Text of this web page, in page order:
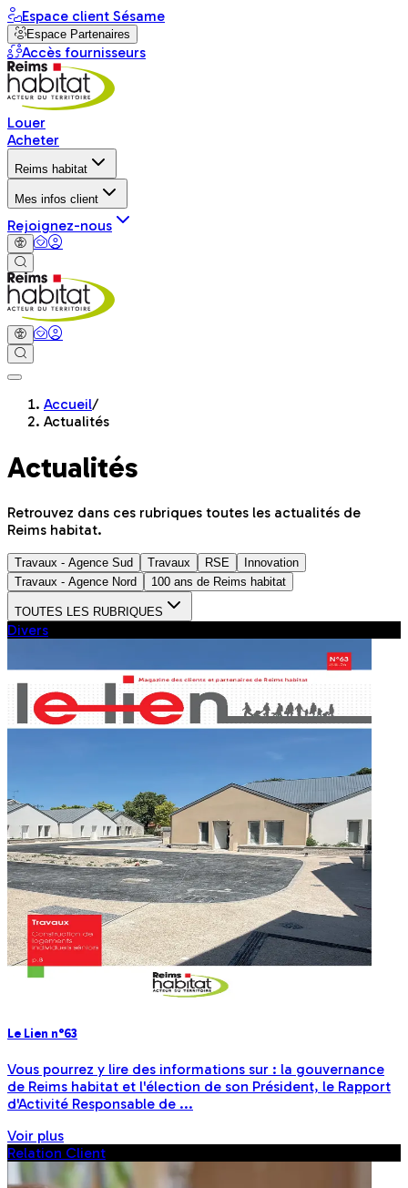
Espace client Sésame
Espace Partenaires
Accès fournisseurs
Louer
Acheter
Reims habitat
Mes infos client
Rejoignez-nous
Accueil/
Actualités
Actualités
Retrouvez dans ces rubriques toutes les actualités de
Reims habitat.
Travaux - Agence Sud Travaux RSE
Innovation
Travaux - Agence Nord
100 ans de Reims habitat
TOUTES LES RUBRIQUES
Divers
Le Lien n°63
Vous pourrez y lire des informations sur : la gouvernance
de Reims habitat et l'élection de son Président, le Rapport
d'Activité Responsable de ...
Voir plus
Relation Client